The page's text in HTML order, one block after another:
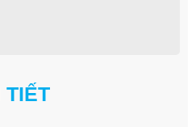
TIẾT